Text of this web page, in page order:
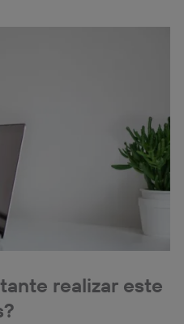
realizar este